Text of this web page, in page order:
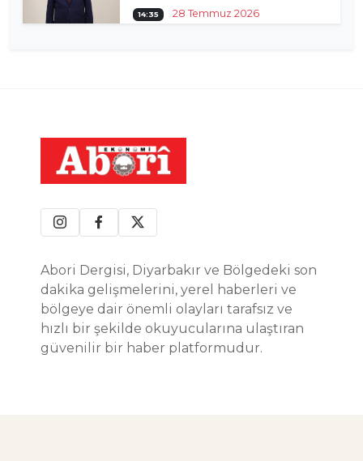
14:35 28 Temmuz 2026
Abori Dergisi, Diyarbakır ve Bölgedeki son
dakika gelişmelerini, yerel haberleri ve
bölgeye dair önemli olayları tarafsız ve
hızlı bir şekilde okuyucularına ulaştıran
güvenilir bir haber platformudur.